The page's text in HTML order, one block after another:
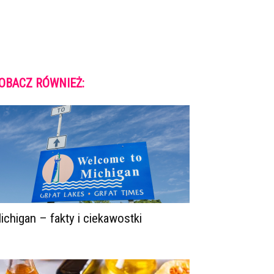
RÓWNIEŻ:
– fakty i ciekawostki